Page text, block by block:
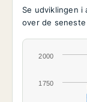
Se udviklingen
over de seneste
1750
2000